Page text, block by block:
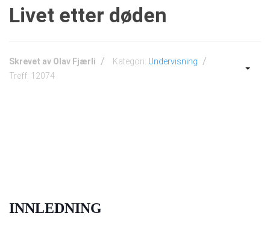
Livet etter døden
Skrevet av Olav Fjærli Kategori: Undervisning
Treff: 12074
INNLEDNING